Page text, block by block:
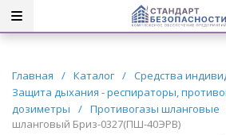
Главная / Каталог / Средства
Защита дыхания - респираторы,
дозиметры
/ Противогазы шланговые
шланговый Бриз-0327(ПШ-40ЭРВ)